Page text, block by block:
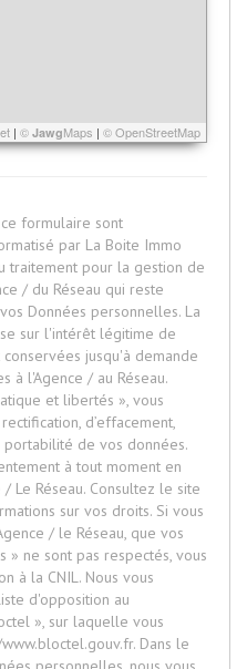
| © JawgMaps | © OpenStreetMap
formulaire sont
par La Boite Immo
traitement pour la gestion de
/ du Réseau qui reste
Données personnelles. La
sur l'intérêt légitime de
jusqu'à demande
à l'Agence / au Réseau.
et libertés », vous
d’effacement,
portabilité de vos données.
à tout moment en
Le Réseau. Consultez le site
sur vos droits. Si vous
/ le Réseau, que vos
ne sont pas respectés, vous
à la CNIL. Nous vous
d'opposition au
», sur laquelle vous
. Dans le